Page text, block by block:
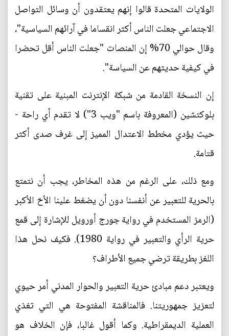
الولايات المتحدة قالوا إنهم يعتقدون أن وسائل التواصل
الاجتماعي جعلت الناس أكثر انقساما في آرائهم السياسية"،
وقال حوالي 70% إن المنصات "جعلت الناس أقل تحضرا
في كيفية حديثهم عن السياسة".
إن النسخة القادمة من شبكة الإنترنت المبنية على تقنية
بلوكتشين (المعروفة باسم "ويب 3") لا تقدم أي راحة -
حيث يؤدي مخطط الاعتدال المميز إلى غرف صدى أكثر
قتامة.
ومع ذلك، على الرغم من هذه المخاطر، يجب أن نتمتع
بالحرية للتعبير عن أنفسنا دون أن يضغط علينا الأخ الأكبر
(الرمز المستخدم في رواية جورج أورويل للإشارة إلى قمع
حرية الرأي والتعبير في رواية 1980). فكيف نحل هذا
اللغز بطريقة ترضي جميع الأطراف؟
ويعتبر دعم مبادئ حرية التعبير والحوار المدني أمر حيوي
لتعزيز جمهوريتنا. فالمناقشة المفتوحة هي التي تغذي
العملية الديمقراطية. وكما أقول غالبا، فإن الخلاف هو